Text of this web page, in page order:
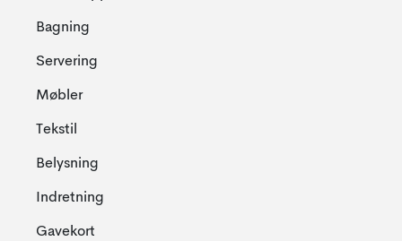
Bagning
Servering
Møbler
Tekstil
Belysning
Indretning
Gavekort